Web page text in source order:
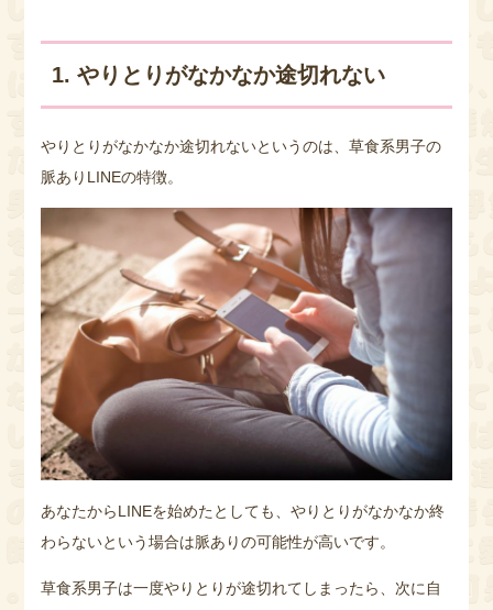
1. やりとりがなかなか途切れない
やりとりがなかなか途切れないというのは、草食系男子の
脈ありLINEの特徴。
あなたからLINEを始めたとしても、やりとりがなかなか終
わらないという場合は脈ありの可能性が高いです。
草食系男子は一度やりとりが途切れてしまったら、次に自